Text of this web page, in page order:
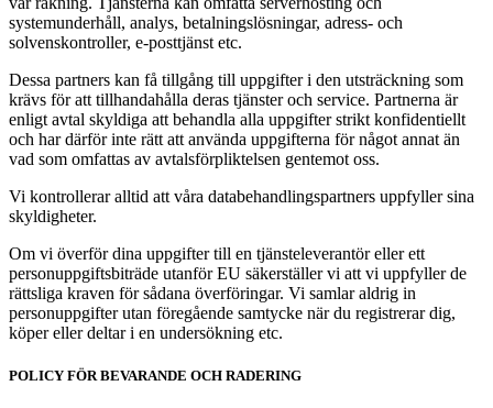
systemunderhåll, analys, betalningslösningar, adress- och
solvenskontroller, e-posttjänst etc.
Dessa partners kan få tillgång till uppgifter i den utsträckning som
krävs för att tillhandahålla deras tjänster och service. Partnerna är
enligt avtal skyldiga att behandla alla uppgifter strikt konfidentiellt
och har därför inte rätt att använda uppgifterna för något annat än
vad som omfattas av avtalsförpliktelsen gentemot oss.
Vi kontrollerar alltid att våra databehandlingspartners uppfyller sina
skyldigheter.
Om vi överför dina uppgifter till en tjänsteleverantör eller ett
personuppgiftsbiträde utanför EU säkerställer vi att vi uppfyller de
rättsliga kraven för sådana överföringar. Vi samlar aldrig in
personuppgifter utan föregående samtycke när du registrerar dig,
köper eller deltar i en undersökning etc.
POLICY FÖR BEVARANDE OCH RADERING